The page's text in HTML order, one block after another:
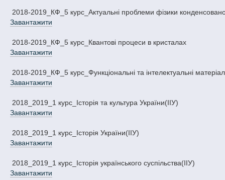
2018-2019_КФ_5 курс_Актуальні проблеми фізики
Завантажити
2018-2019_КФ_5 курс_Квантові процеси в кристалах
Завантажити
2018-2019_КФ_5 курс_Функціональні та інтелектуальні
Завантажити
2018_2019_1 курс_Історія та культура України(ІІУ)
Завантажити
2018_2019_1 курс_Історія України(ІІУ)
Завантажити
2018_2019_1 курс_Історія українського суспільства(ІІУ)
Завантажити